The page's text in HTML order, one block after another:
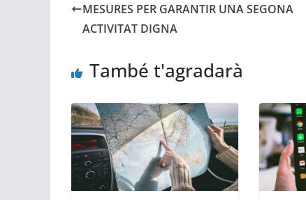
MESURES PER GARANTIR UNA SEGONA
ACTIVITAT DIGNA
També t'agradarà